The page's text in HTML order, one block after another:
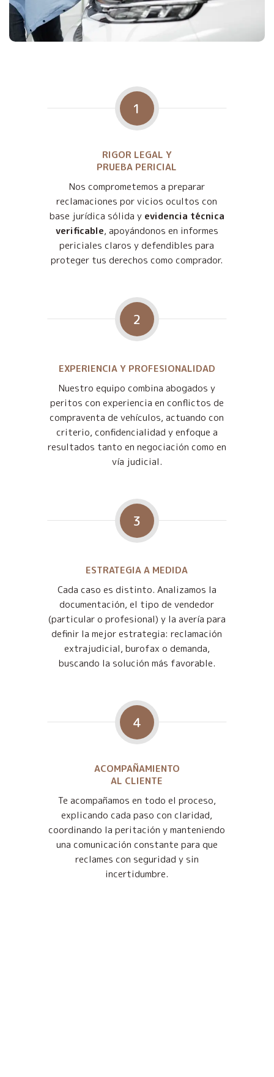
1
RIGOR LEGAL Y
PRUEBA PERICIAL
Nos comprometemos a preparar
reclamaciones por vicios ocultos con
base jurídica sólida y evidencia técnica
verificable, apoyándonos en informes
periciales claros y defendibles para
proteger tus derechos como comprador.
2
EXPERIENCIA Y PROFESIONALIDAD
Nuestro equipo combina abogados y
peritos con experiencia en conflictos de
compraventa de vehículos, actuando con
criterio, confidencialidad y enfoque a
resultados tanto en negociación como en
vía judicial.
3
ESTRATEGIA A MEDIDA
Cada caso es distinto. Analizamos la
documentación, el tipo de vendedor
(particular o profesional) y la avería para
definir la mejor estrategia: reclamación
extrajudicial, burofax o demanda,
buscando la solución más favorable.
4
ACOMPAÑAMIENTO
AL CLIENTE
Te acompañamos en todo el proceso,
explicando cada paso con claridad,
coordinando la peritación y manteniendo
una comunicación constante para que
reclames con seguridad y sin
incertidumbre.